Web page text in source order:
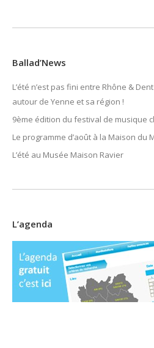
Ballad’News
L’été n’est pas fini entre Rhône &
autour de Yenne et sa région !
9ème édition du festival de musique
Le programme d’août à la Maison du
L’été au Musée Maison Ravier
L’agenda